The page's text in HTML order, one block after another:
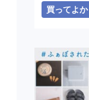
買ってよ